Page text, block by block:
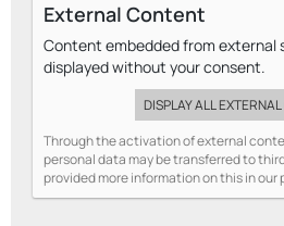
External Content
Content embedded from external
displayed without your consent.
DISPLAY ALL
Through the activation of external
personal data may be transferred to
provided more information on this in our